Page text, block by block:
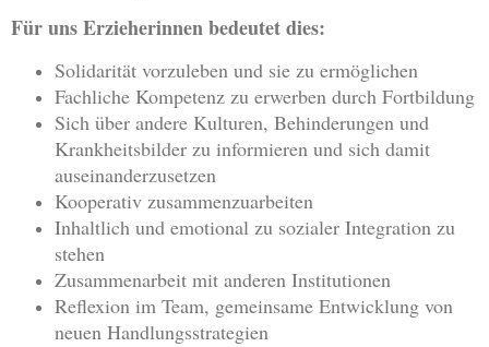
Für uns Erzieherinnen bedeutet dies:
Solidarität vorzuleben und sie zu ermöglichen
Fachliche Kompetenz zu erwerben durch Fortbildung
Sich über andere Kulturen, Behinderungen und
Krankheitsbilder zu informieren und sich damit
auseinanderzusetzen
Kooperativ zusammenzuarbeiten
Inhaltlich und emotional zu sozialer Integration zu
stehen
Zusammenarbeit mit anderen Institutionen
Reflexion im Team, gemeinsame Entwicklung von
neuen Handlungsstrategien